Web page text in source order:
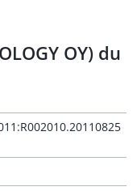
OY) du